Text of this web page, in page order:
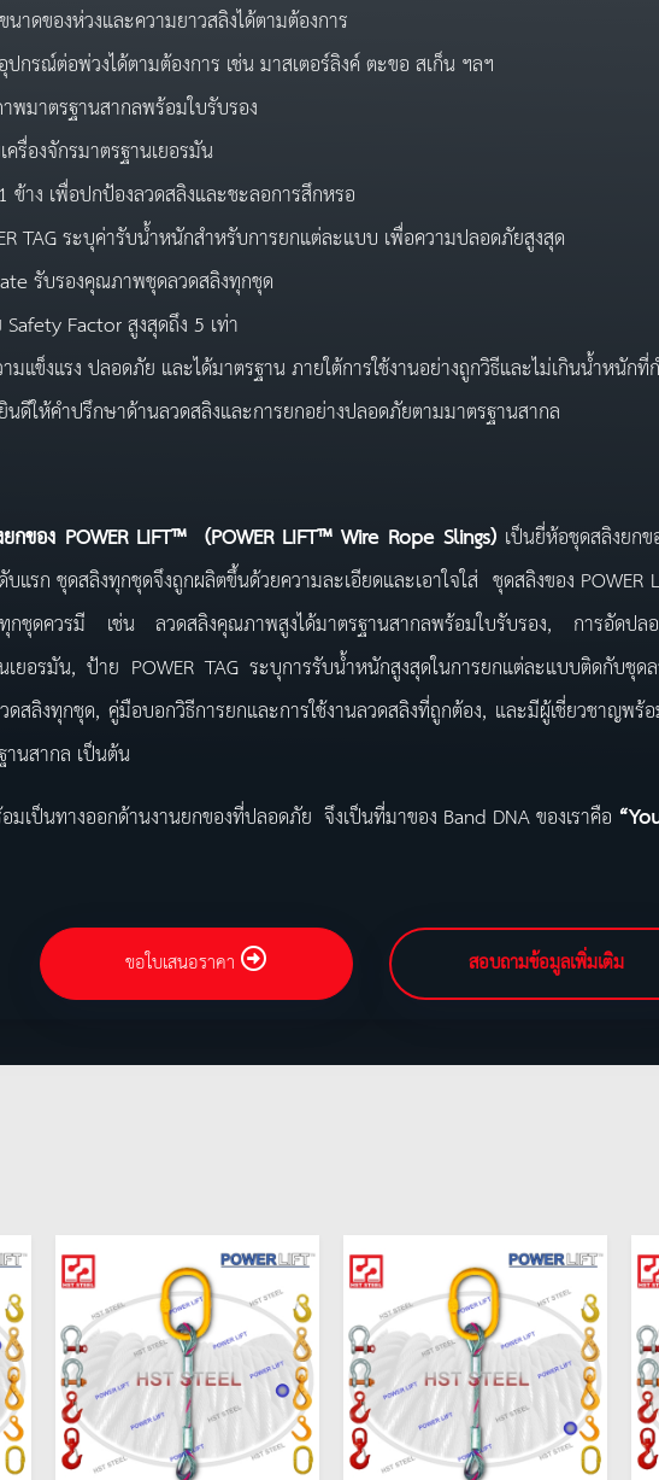
าดของห่วงและความยาวสลิงได้ตามต้องการ
กรณ์ต่อพ่วงได้ตามต้องการ เช่น มาสเตอร์ลิงค์ ตะขอ สเก็น ฯลฯ
พมาตรฐานสากลพร้อมใบรับรอง
รื่องจักรมาตรฐานเยอรมัน
ข้าง เพื่อปกป้องลวดสลิงและชะลอการสึกหรอ
TAG ระบุค่ารับน้ำหนักสำหรับการยกแต่ละแบบ เพื่อความปลอดภัยสูงสุด
รับรองคุณภาพชุดลวดสลิงทุกชุด
Factor สูงสุดถึง 5 เท่า
มแข็งแรง ปลอดภัย และได้มาตรฐาน ภายใต้การใช้งานอย่างถูกวิธีและไม่เกินน้ำหนัก
นดีให้คำปรึกษาด้านลวดสลิงและการยกอย่างปลอดภัยตามมาตรฐานสากล
ของPOWER LIFT™ (POWER LIFT™Wire Rope Slings) เป็นยี่ห้อชุดสลิงยก
แรก ชุดสลิงทุกชุดจึงถูกผลิตขึ้นด้วยความละเอียดและเอาใจใส่ ชุดสลิงของ
ชุดควรมี เช่น ลวดสลิงคุณภาพสูงได้มาตรฐานสากลพร้อมใบรับรอง, การอัดปลอก
ยอรมัน, ป้าย POWER TAG ระบุการรับน้ำหนักสูงสุดในการยกแต่ละแบบติดกับชุ
สลิงทุกชุด, คู่มือบอกวิธีการยกและการใช้งานลวดสลิงที่ถูกต้อง, และมีผู้เชี่ยวชาญพร้
นสากล เป็นต้น
เป็นทางออกด้านงานยกของที่ปลอดภัย จึงเป็นที่มาของ Band DNA ของเราคือ
ขอใบเสนอราคา สอบถามข้อมูลเพิ่มเติม